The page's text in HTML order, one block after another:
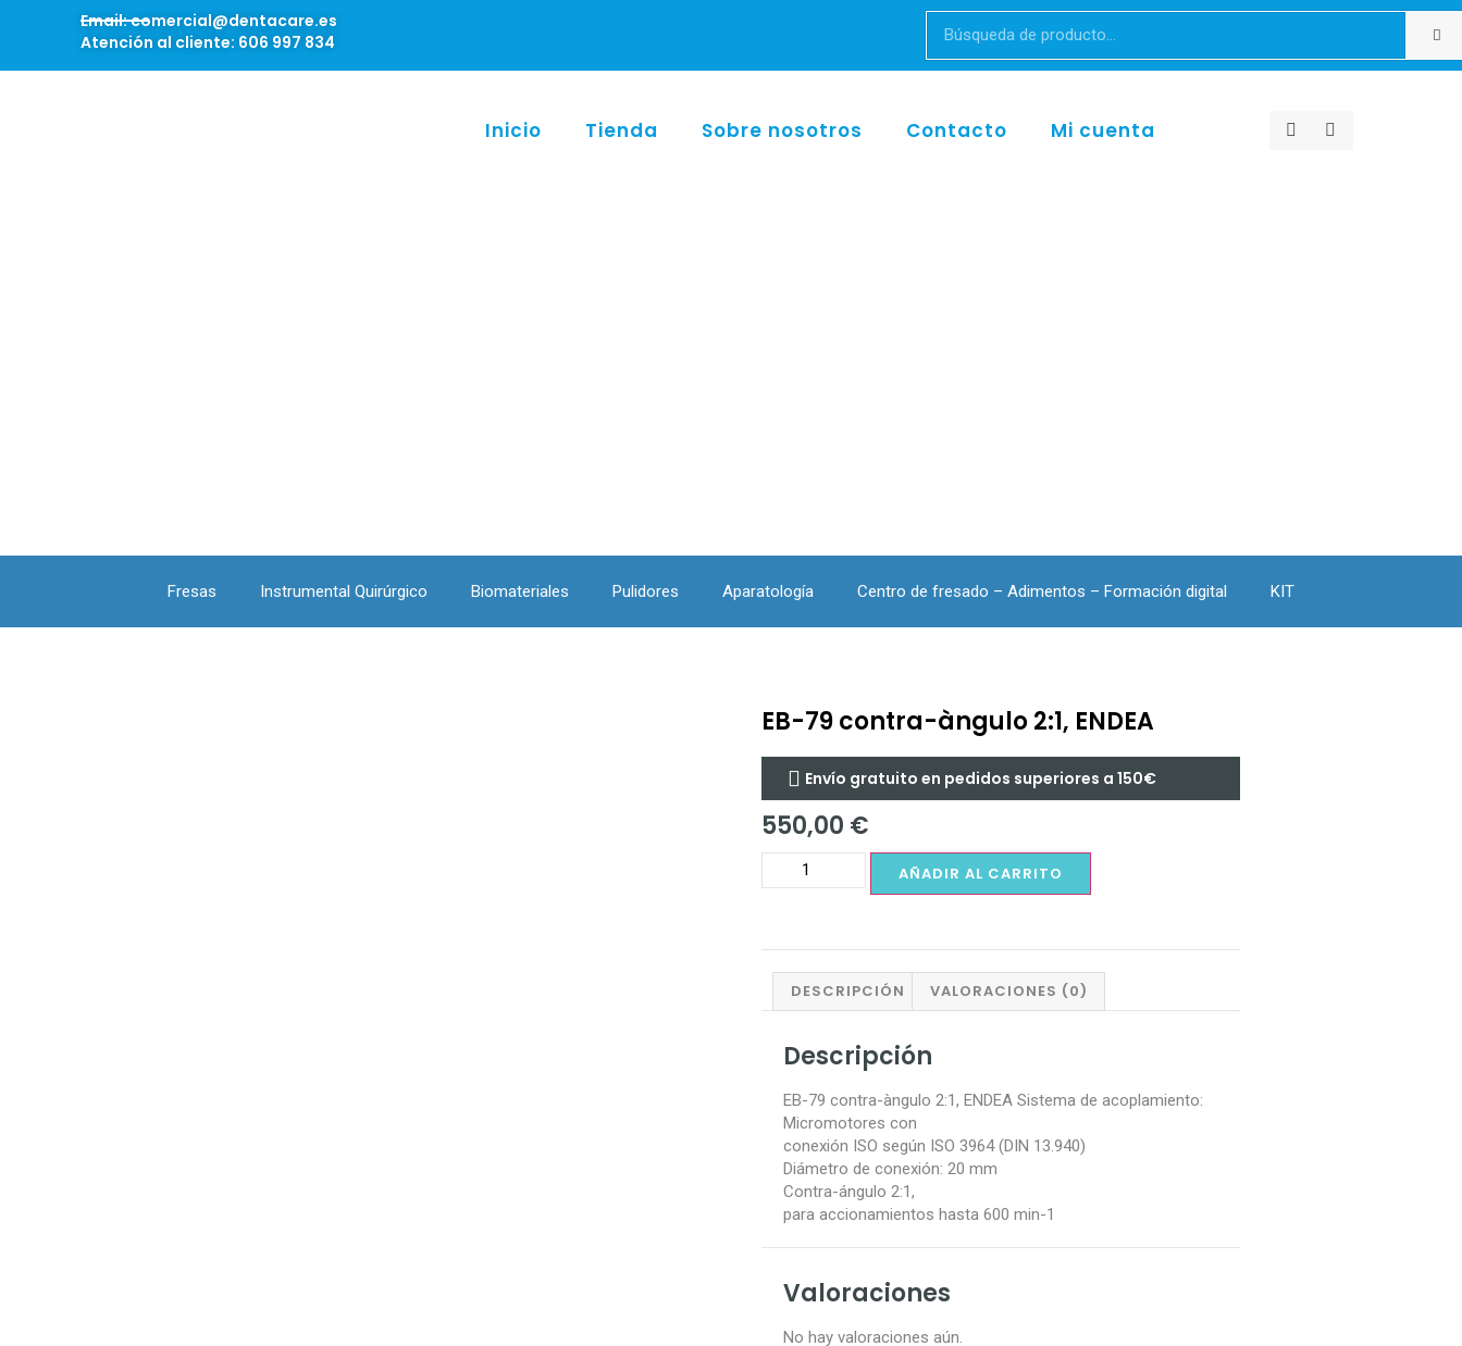
Email: comercial@dentacare.es
Atención al cliente: 606 997 834
Inicio Tienda Sobre nosotros Contacto Mi cuenta
Fresas Instrumental Quirúrgico Biomateriales Pulidores Aparatología Centro de fresado – Adimentos – Formación digital KIT
EB-79 contra-àngulo 2:1, ENDEA
Envío gratuito en pedidos superiores a 150€
550,00 €
AÑADIR AL CARRITO
DESCRIPCIÓN VALORACIONES (0)
Descripción
EB-79 contra-àngulo 2:1, ENDEA Sistema de acoplamiento:
Micromotores con
conexión ISO según ISO 3964 (DIN 13.940)
Diámetro de conexión: 20 mm
Contra-ángulo 2:1,
para accionamientos hasta 600 min-1
Valoraciones
No hay valoraciones aún.